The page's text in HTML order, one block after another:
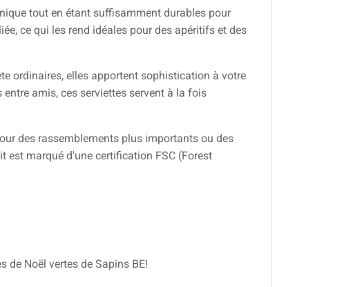
tout en étant suffisamment durables pour
ce qui les rend idéales pour des apéritifs et des
ordinaires, elles apportent sophistication à votre
amis, ces serviettes servent à la fois
des rassemblements plus importants ou des
est marqué d'une certification FSC (Forest
de Noël vertes de Sapins BE!